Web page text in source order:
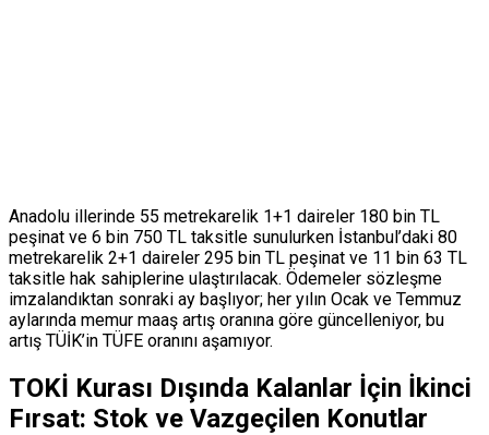
Anadolu illerinde 55 metrekarelik 1+1 daireler 180 bin TL
peşinat ve 6 bin 750 TL taksitle sunulurken İstanbul’daki 80
metrekarelik 2+1 daireler 295 bin TL peşinat ve 11 bin 63 TL
taksitle hak sahiplerine ulaştırılacak. Ödemeler sözleşme
imzalandıktan sonraki ay başlıyor; her yılın Ocak ve Temmuz
aylarında memur maaş artış oranına göre güncelleniyor, bu
artış TÜİK’in TÜFE oranını aşamıyor.
TOKİ Kurası Dışında Kalanlar İçin İkinci
Fırsat: Stok ve Vazgeçilen Konutlar